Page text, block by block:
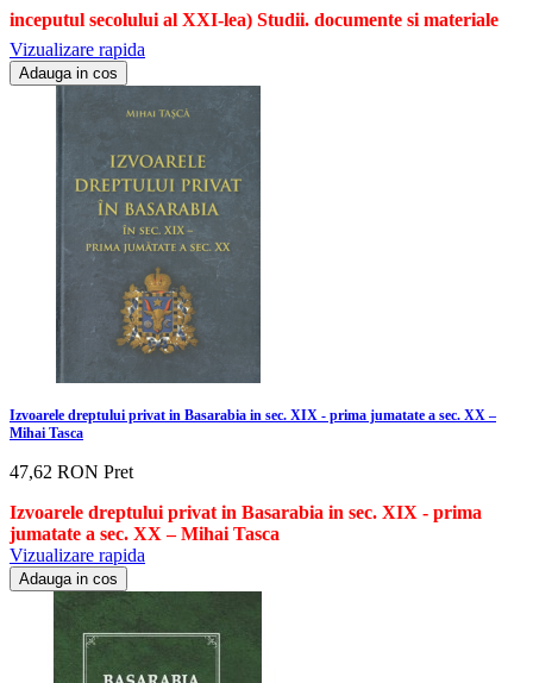
inceputul secolului al XXI-lea) Studii. documente si materiale
Vizualizare rapida
Adauga in cos
Izvoarele dreptului privat in Basarabia in sec. XIX - prima jumatate a sec. XX –
Mihai Tasca
47,62 RON Pret
Izvoarele dreptului privat in Basarabia in sec. XIX - prima
jumatate a sec. XX – Mihai Tasca
Vizualizare rapida
Adauga in cos